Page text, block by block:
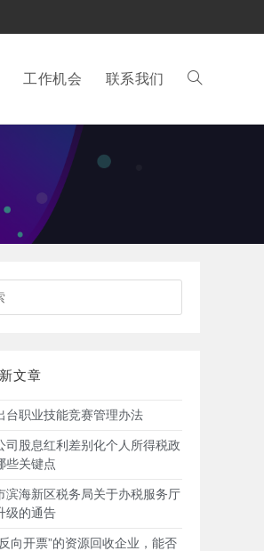
工作机会 联系我们
文章
台职业技能竞赛管理办法
司股息红利差别化个人所得税政
些关键点
滨海新区税务局关于办税服务厅
级的通告
向开票”的资源回收企业，能否